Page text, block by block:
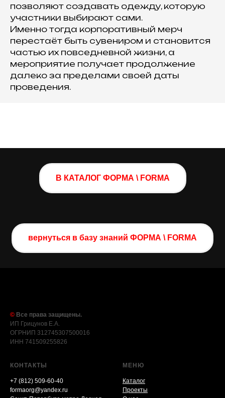
позволяют создавать одежду, которую
участники выбирают сами.
Именно тогда корпоративный мерч
перестаёт быть сувениром и становится
частью их повседневной жизни, а
мероприятие получает продолжение
далеко за пределами своей даты
проведения.
В КАТАЛОГ ФОРМА \ FORMA
вернуться в базу знаний ФОРМА \ FORMA
© Все права защищены.
ИП Грицунов Е.А.
ОГРНИП 312745307500016
ИНН 741509255826
КОНТАКТЫ
+7 (812) 509-60-40
formaorg@yandex.ru
МЕНЮ
Каталог
Проекты